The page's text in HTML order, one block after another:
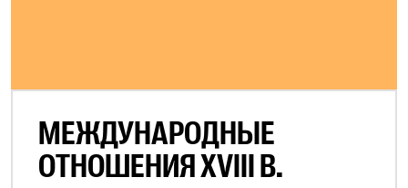
МЕЖДУНАРОДНЫЕ
ОТНОШЕНИЯ XVIII В.